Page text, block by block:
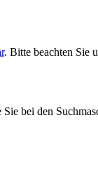
. Bitte beachten Sie
Sie bei den